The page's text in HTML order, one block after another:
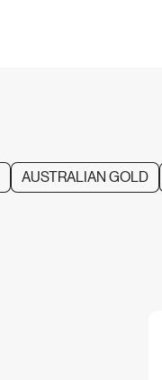
AUSTRALIAN GOLD